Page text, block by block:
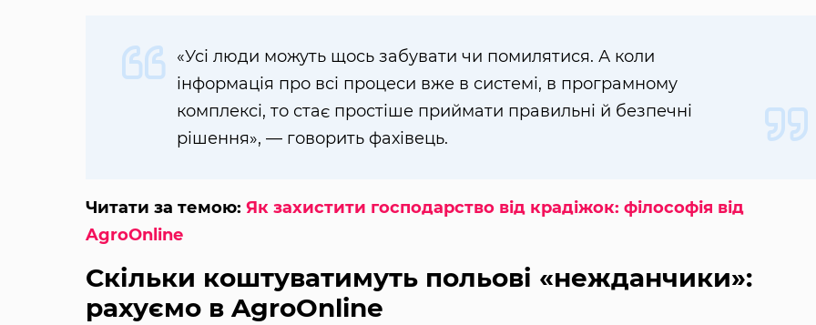
«Усі люди можуть щось забувати чи помилятися. А коли
інформація про всі процеси вже в системі, в програмному
комплексі, то стає простіше приймати правильні й безпечні
рішення», — говорить фахівець.
Читати за темою: Як захистити господарство від крадіжок: філософія від
AgroOnline
Скільки коштуватимуть польові «нежданчики»:
рахуємо в AgroOnline